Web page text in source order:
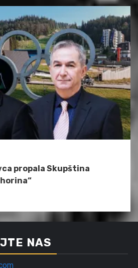
propala Skupština
NAS